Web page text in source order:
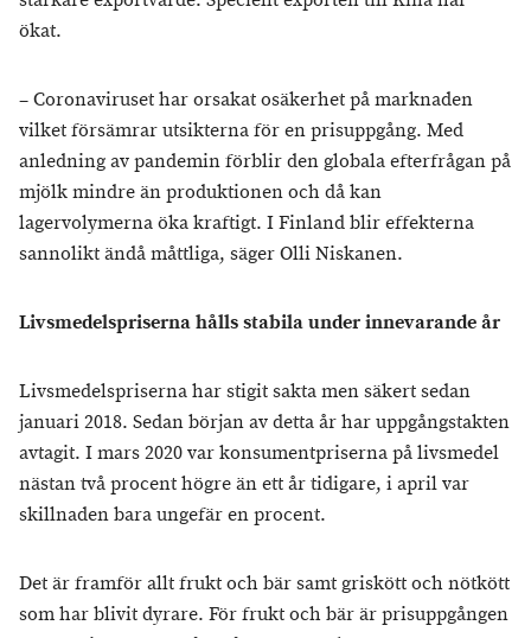
ökat.
– Coronaviruset har orsakat osäkerhet på marknaden
vilket försämrar utsikterna för en prisuppgång. Med
anledning av pandemin förblir den globala efterfrågan på
mjölk mindre än produktionen och då kan
lagervolymerna öka kraftigt. I Finland blir effekterna
sannolikt ändå måttliga, säger Olli Niskanen.
Livsmedelspriserna hålls stabila under innevarande år
Livsmedelspriserna har stigit sakta men säkert sedan
januari 2018. Sedan början av detta år har uppgångstakten
avtagit. I mars 2020 var konsumentpriserna på livsmedel
nästan två procent högre än ett år tidigare, i april var
skillnaden bara ungefär en procent.
Det är framför allt frukt och bär samt griskött och nötkött
som har blivit dyrare. För frukt och bär är prisuppgången